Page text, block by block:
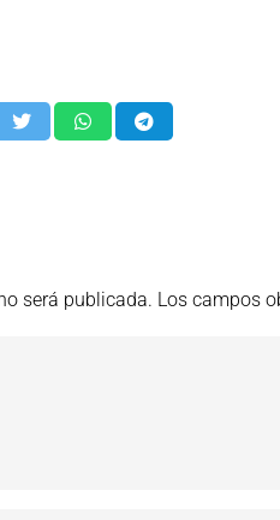
será publicada. Los campos